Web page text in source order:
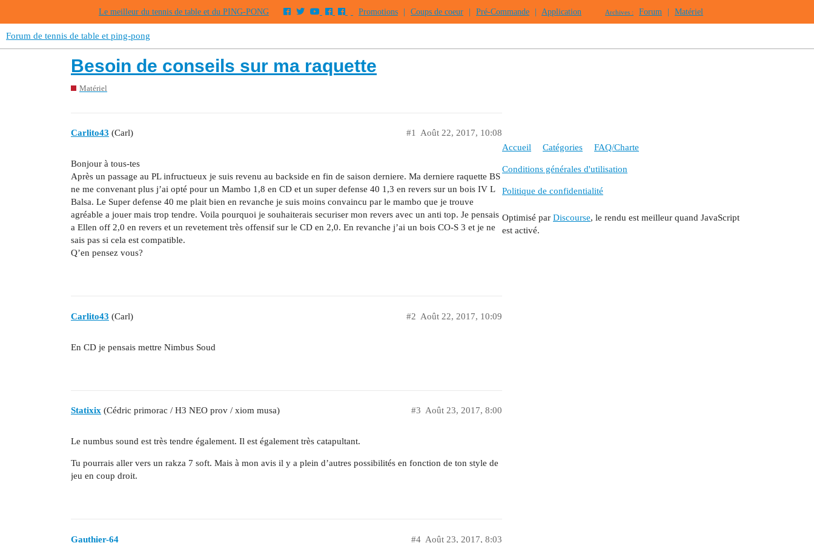
Le meilleur du tennis de table et du PING-PONG Promotions Coups de coeur Pré-Commande Application Archives : Forum Matériel
Forum de tennis de table et ping-pong
Besoin de conseils sur ma raquette
Matériel
Carlito43 (Carl) Août 22, 2017, 10:08
#1
Bonjour à tous-tes
Après un passage au PL infructueux je suis revenu au backside en fin de saison derniere. Ma derniere raquette BS
ne me convenant plus j’ai opté pour un Mambo 1,8 en CD et un super defense 40 1,3 en revers sur un bois IV L
Balsa. Le Super defense 40 me plait bien en revanche je suis moins convaincu par le mambo que je trouve
agréable a jouer mais trop tendre. Voila pourquoi je souhaiterais securiser mon revers avec un anti top. Je pensais
a Ellen off 2,0 en revers et un revetement très offensif sur le CD en 2,0. En revanche j’ai un bois CO-S 3 et je ne
sais pas si cela est compatible.
Q’en pensez vous?
Carlito43 (Carl) Août 22, 2017, 10:09
#2
En CD je pensais mettre Nimbus Soud
Statixix (Cédric primorac / H3 NEO prov / xiom musa) Août 23, 2017, 8:00
#3
Le numbus sound est très tendre également. Il est également très catapultant.
Tu pourrais aller vers un rakza 7 soft. Mais à mon avis il y a plein d’autres possibilités en fonction de ton style de
jeu en coup droit.
Gauthier-64 Août 23, 2017, 8:03
#4
Accueil Catégories FAQ/Charte
Conditions générales d'utilisation
Politique de confidentialité
Optimisé par Discourse, le rendu est meilleur quand JavaScript
est activé.